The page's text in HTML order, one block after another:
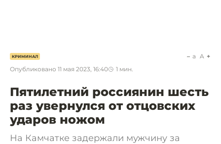
КРИМИНАЛ
Опубликовано 11 мая 2023, 16:40 1 мин.
a A
Пятилетний россиянин шесть
раз увернулся от отцовских
ударов ножом
На Камчатке задержали мужчину за